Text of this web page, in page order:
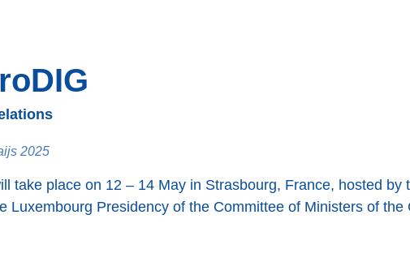
2025
take place on 12 – 14 May in Strasbourg, France, hosted by
Luxembourg Presidency of the Committee of Ministers of the